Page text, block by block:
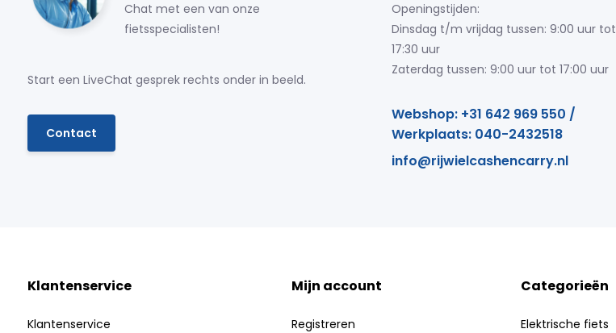
Chat met een van onze
fietsspecialisten!
Start een LiveChat gesprek rechts onder in beeld.
Contact
Openingstijden:
Dinsdag t/m vrijdag tussen: 9:00 uur tot
17:30 uur
Zaterdag tussen: 9:00 uur tot 17:00 uur
Webshop: +31 642 969 550 /
Werkplaats: 040-2432518
info@rijwielcashencarry.nl
Klantenservice
Klantenservice
Mijn account
Registreren
Categorieën
Elektrische fiets